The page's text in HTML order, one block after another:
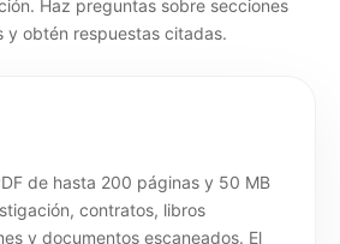
Haz preguntas sobre secciones
y obtén respuestas citadas.
de hasta 200 páginas y 50 MB
contratos, libros
y documentos escaneados. El